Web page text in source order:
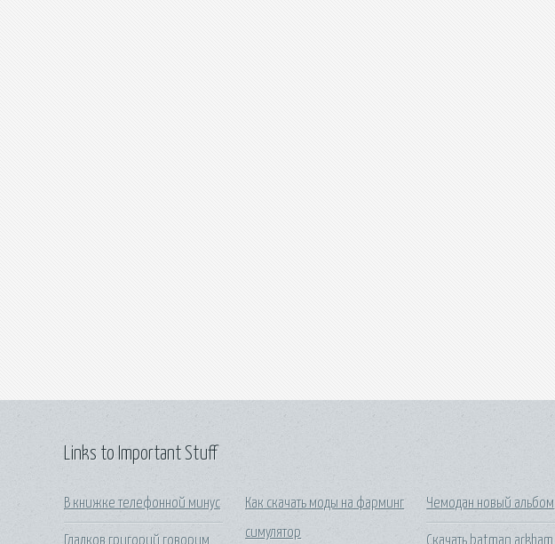
Links to Important Stuff
В книжке телефонной минус
Как скачать моды на фарминг
симулятор
Чемодан новый альбом